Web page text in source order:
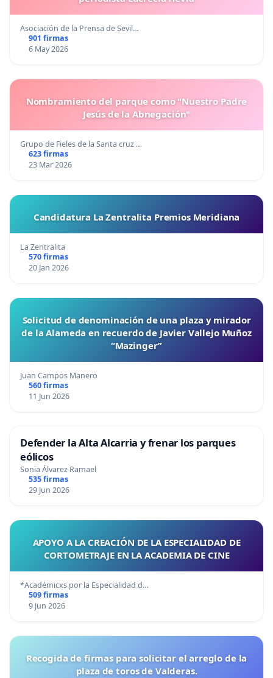
Asociación de la Prensa de Sevil…
901 firmas
6 May 2026
Nombramiento del parque como "Nuestro Padre
Jesús de la Abnegación"
Grupo de Fieles de la Santa cruz …
623 firmas
23 Mar 2026
Candidatura La Zentralita Premios Meridiana
La Zentralita
570 firmas
20 Jan 2026
Solicitud de denominación de una plaza y mirador
de la Alameda en recuerdo de Javier Vallejo Muñoz
“Mazinger”
Juan Campos Manero
560 firmas
11 Jun 2026
Defender la Alta Alcarria y frenar los parques
eólicos
Sonia Álvarez Ramael
535 firmas
29 Jun 2026
APOYO A LA CREACIÓN DE LA ESPECIALIDAD DE
CORTOMETRAJE EN LA ACADEMIA DE CINE
*Académicxs por la Especialidad d…
509 firmas
9 Jun 2026
Recogida de firmas para solicitar el arreglo de la
plaza de toros de Valderas.